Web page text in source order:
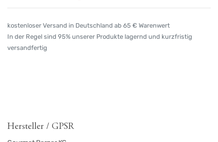
kostenloser Versand in Deutschland ab 65 € Warenwert
In der Regel sind 95% unserer Produkte lagernd und kurzfristig
versandfertig
Hersteller / GPSR